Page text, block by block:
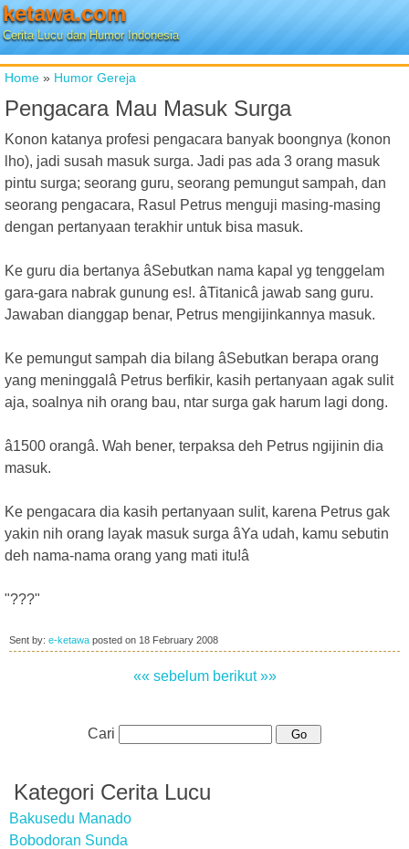
ketawa.com
Cerita Lucu dan Humor Indonesia
Home » Humor Gereja
Pengacara Mau Masuk Surga
Konon katanya profesi pengacara banyak boongnya (konon
lho), jadi susah masuk surga. Jadi pas ada 3 orang masuk
pintu surga; seorang guru, seorang pemungut sampah, dan
seorang pengacara, Rasul Petrus menguji masing-masing
dengan pertanyaan terakhir untuk bisa masuk.
Ke guru dia bertanya âSebutkan nama kapal yg tenggelam
gara-gara nabrak gunung es!. âTitanicâ jawab sang guru.
Jawaban dianggap benar, Petrus mengijinkannya masuk.
Ke pemungut sampah dia bilang âSebutkan berapa orang
yang meninggalâ Petrus berfikir, kasih pertanyaan agak sulit
aja, soalnya nih orang bau, ntar surga gak harum lagi dong.
â1500 orangâ. Wah bener, terpaksa deh Petrus ngijinin dia
masuk.
Ke pengacara dia kasih pertanyaan sulit, karena Petrus gak
yakin nih orang layak masuk surga âYa udah, kamu sebutin
deh nama-nama orang yang mati itu!â
"???"
Sent by: e-ketawa posted on 18 February 2008
«« sebelum berikut »»
Cari
Kategori Cerita Lucu
Bakusedu Manado
Bobodoran Sunda